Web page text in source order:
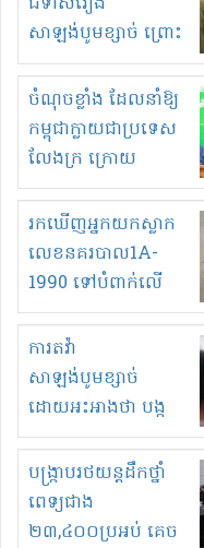
ធ្វើសកម្មភាពរកស៊ីនិង
ស្តុកទំនិញគេចពន្ធ?
សាឡង់បូមខ្សាច់ ព្រោះ
ខ្លាចបាក់ច្រាំងទៀត!
ចំណុចខ្លាំង ដែលនាំឱ្យ
កម្ពុជាក្លាយជាប្រទេស
លែងក្រ ក្រោយ
ឆ្នាំ២០៣០
រកឃើញអ្នកយកស្លាក
លេខនគរបាល1A-
1990 ទៅបំពាក់លើ
ម៉ូតូរបស់ខ្លួន ដាកផ្លាក
រត់ឌុបហើយ
ការតវ៉ា
សាឡង់បូមខ្សាច់
ដោយអះអាងថា បង្ក
បាក់ច្រាំងទន្លេ និង
រំខានទាំងយប់ទាំងថ្ងៃ
បង្ក្រាបរថយន្តដឹកថ្នាំ
ពេទ្យជាង
២៣,៤០០ប្រអប់ គេច